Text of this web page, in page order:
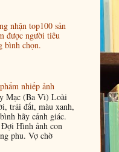
nhận top100 sản
được người tiêu
bình chọn.
nhiếp ảnh
Mạc (Ba Vì) Loài
trái đất, màu xanh,
hãy cảnh giác.
Hình ảnh con
phu. Vợ chờ